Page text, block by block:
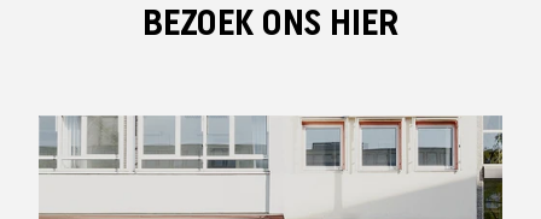
BEZOEK ONS HIER